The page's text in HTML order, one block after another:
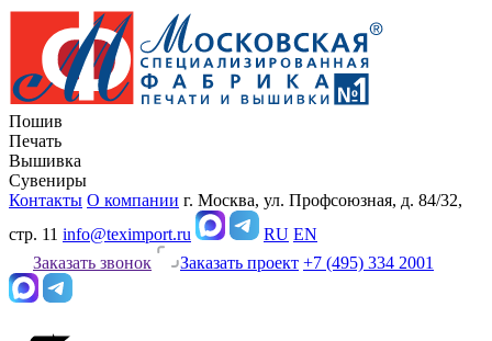
Пошив
Печать
Вышивка
Сувениры
Контакты О компании г. Москва, ул. Профсоюзная, д. 84/32,
стр. 11 info@teximport.ru RU EN
Заказать звонок
Заказать проект +7 (495) 334 2001